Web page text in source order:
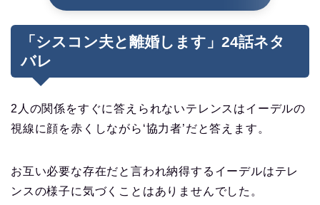
「シスコン夫と離婚します」24話ネタ
バレ
2人の関係をすぐに答えられないテレンスはイーデルの
視線に顔を赤くしながら‘協力者’だと答えます。
お互い必要な存在だと言われ納得するイーデルはテレ
ンスの様子に気づくことはありませんでした。